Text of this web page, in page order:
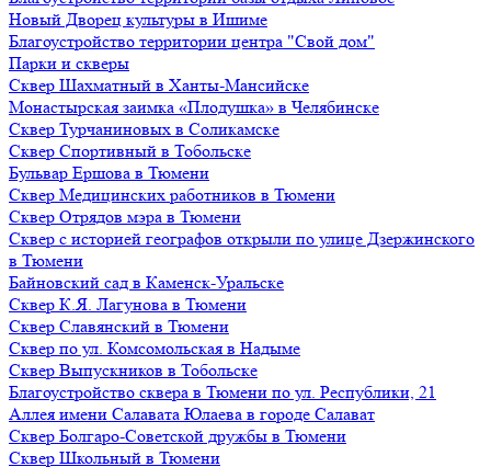
Нoвый Двoрeц культуры в Ишимe
Благоустройство территории центра "Свой дом"
Парки и скверы
Сквер Шахматный в Ханты-Мансийске
Монастырская заимка «Плодушка» в Челябинске
Сквер Турчаниновых в Соликамске
Сквер Спортивный в Тобольске
Бульвар Ершова в Тюмени
Сквер Медицинских работников в Тюмени
Сквер Отрядов мэра в Тюмени
Сквер с историей географов открыли по улице Дзержинского
в Тюмени
Байновский сад в Каменск-Уральске
Сквер К.Я. Лагунова в Тюмени
Сквер Славянский в Тюмени
Сквер по ул. Комсомольская в Надыме
Сквер Выпускников в Тобольске
Благоустройство сквера в Тюмени по ул. Республики, 21
Аллея имени Салавата Юлаева в городе Салават
Сквер Болгаро-Советской дружбы в Тюмени
Сквер Школьный в Тюмени